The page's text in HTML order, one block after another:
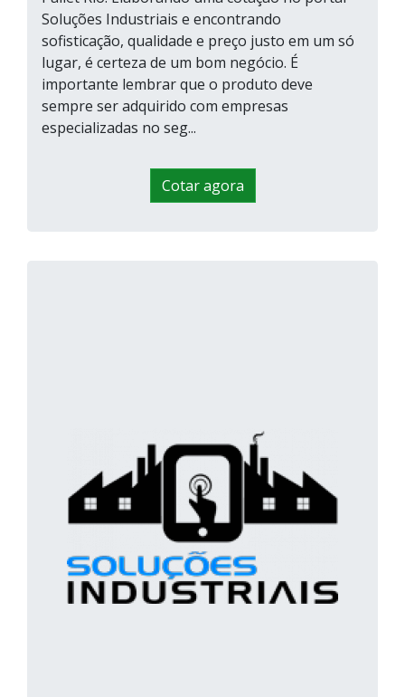
Soluções Industriais e encontrando
sofisticação, qualidade e preço justo em um só
lugar, é certeza de um bom negócio. É
importante lembrar que o produto deve
sempre ser adquirido com empresas
especializadas no seg...
Cotar agora